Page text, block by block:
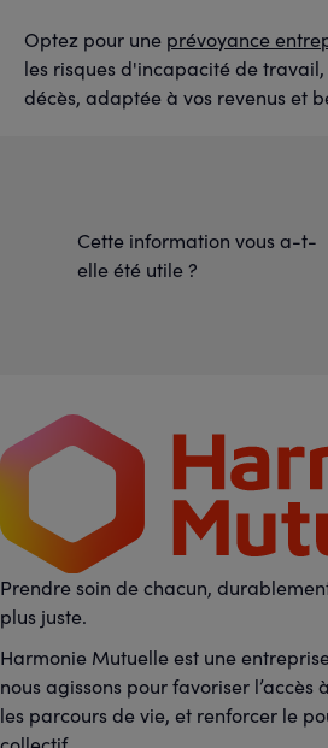
Optez pour une prévoyance
les risques d'incapacité de
décès, adaptée à vos revenus et
Cette information vous a-t-
elle été utile ?
Prendre soin de chacun,
plus juste.
Harmonie Mutuelle est une
nous agissons pour favoriser
les parcours de vie, et renforcer le